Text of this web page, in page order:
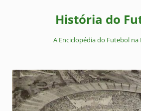
História do
A Enciclopédia do Futebol na